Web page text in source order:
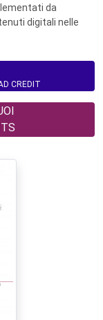
da
digitali nelle
CREDIT